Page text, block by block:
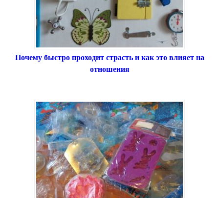
Почему быстро проходит страсть и как это влияет на
отношения